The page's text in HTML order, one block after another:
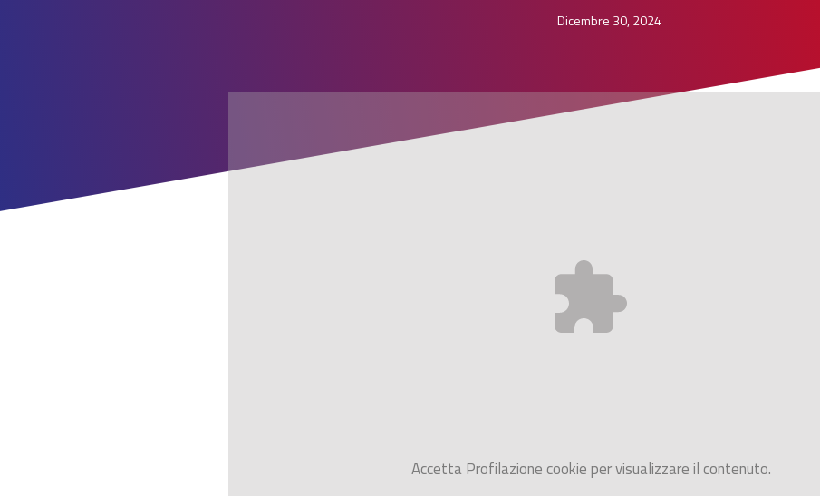
Dicembre 30, 2024
AccettaProfilazionecookie per visualizzare il contenuto.